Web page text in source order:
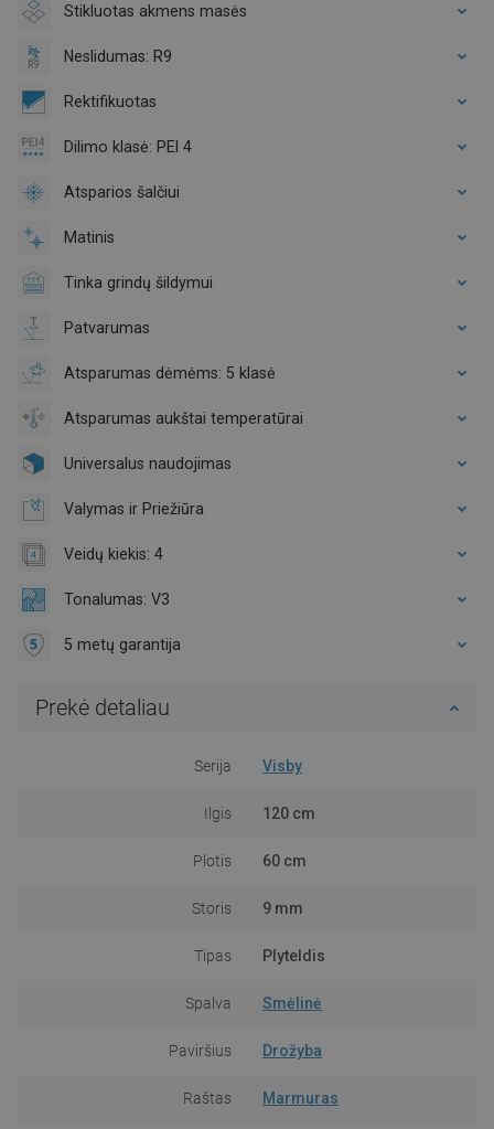
Stikluotas akmens masės
Neslidumas: R9
Rektifikuotas
Dilimo klasė: PEI 4
Atsparios šalčiui
Matinis
Tinka grindų šildymui
Patvarumas
Atsparumas dėmėms: 5 klasė
Atsparumas aukštai temperatūrai
Universalus naudojimas
Valymas ir Priežiūra
Veidų kiekis: 4
Tonalumas: V3
5 metų garantija
Prekė detaliau
Serija Visby
Ilgis 120 cm
Plotis 60 cm
Storis 9 mm
Tipas Plyteldis
Spalva Smėlinė
Paviršius Drožyba
Raštas Marmuras